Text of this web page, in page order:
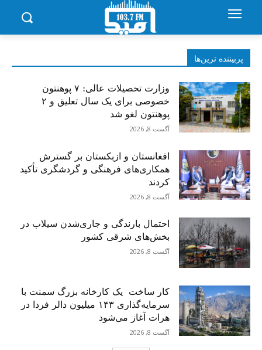
پربیننده‌ ترین‌ها
وزارت تحصیلات عالی: ۷ پوهنتون
خصوصی برای یک سال تعلیق و ۲
پوهنتون لغو شد
آگست 8, 2026
افغانستان و ازبکستان بر گسترش
همکاری‌های فرهنگی و گردشگری تأکید
کردند
آگست 8, 2026
احتمال بارندگی و جاری‌شدن سیلاب در
بخش‌های شرقی کشور
آگست 8, 2026
کار ساخت یک کارخانه بزرگ سمنت با
سرمایه‌گذاری ۱۴۳ میلیون دالر فردا در
هرات آغاز می‌شود
آگست 8, 2026